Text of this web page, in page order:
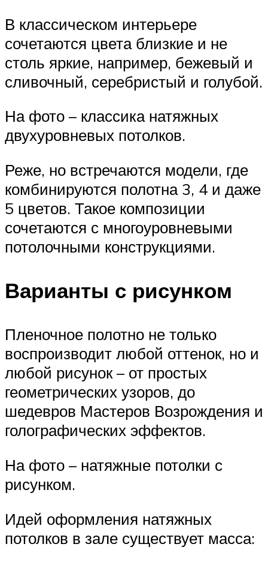
В классическом интерьере
сочетаются цвета близкие и не
столь яркие, например, бежевый и
сливочный, серебристый и голубой.
На фото – классика натяжных
двухуровневых потолков.
Реже, но встречаются модели, где
комбинируются полотна 3, 4 и даже
5 цветов. Такое композиции
сочетаются с многоуровневыми
потолочными конструкциями.
Варианты с рисунком
Пленочное полотно не только
воспроизводит любой оттенок, но и
любой рисунок – от простых
геометрических узоров, до
шедевров Мастеров Возрождения и
голографических эффектов.
На фото – натяжные потолки с
рисунком.
Идей оформления натяжных
потолков в зале существует масса: